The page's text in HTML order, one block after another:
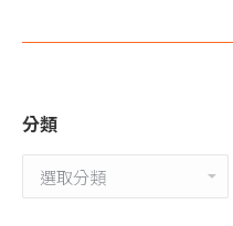
分類
類